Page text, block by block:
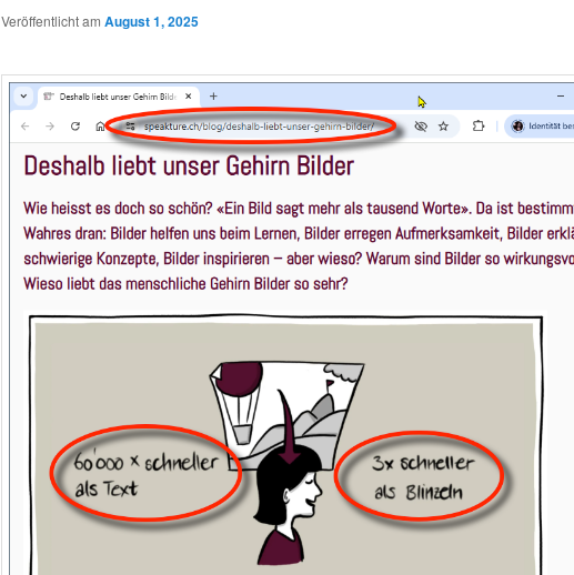
Veröffentlicht am August 1, 2025